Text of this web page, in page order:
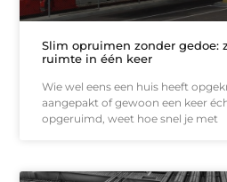
Slim opruimen zonder gedoe:
ruimte in één keer
Wie wel eens een huis heeft
aangepakt of gewoon een keer
opgeruimd, weet hoe snel je met